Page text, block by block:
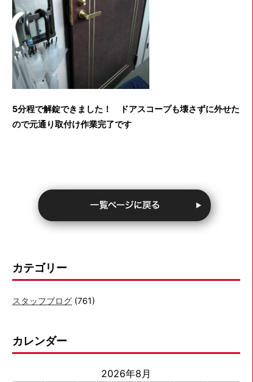
5分程で解錠できました！ ドアスコープも壊さずに外せた
ので元通り取付け作業完了です
カテゴリー
スタッフブログ (761)
カレンダー
2026年8月